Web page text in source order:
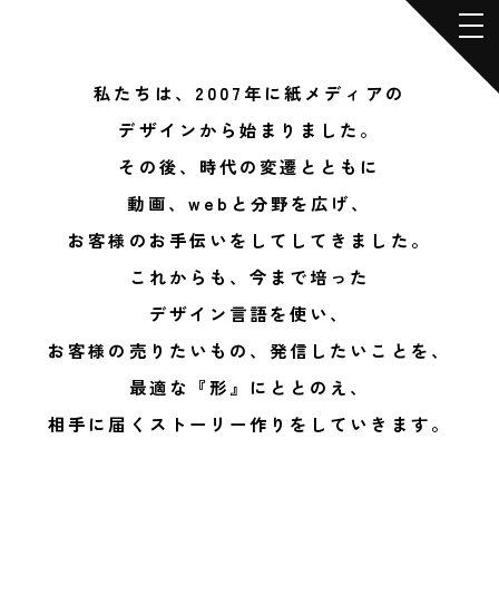
私たちは、2007年に紙メディアの
デザインから始まりました。
その後、時代の変遷とともに
動画、webと分野を広げ、
お客様のお手伝いをしてしてきました。
これからも、今まで培った
デザイン言語を使い、
お客様の売りたいもの、発信したいことを、
最適な『形』にととのえ、
相手に届くストーリー作りをしていきます。